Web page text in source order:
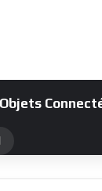
Objets